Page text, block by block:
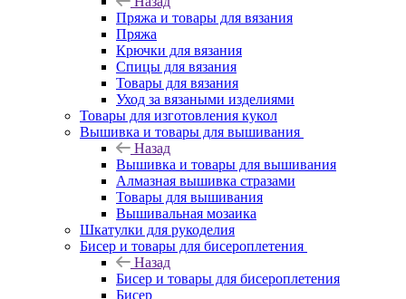
Пряжа и товары для вязания
Пряжа
Крючки для вязания
Спицы для вязания
Товары для вязания
Уход за вязаными изделиями
Товары для изготовления кукол
Вышивка и товары для вышивания
Назад
Вышивка и товары для вышивания
Алмазная вышивка стразами
Товары для вышивания
Вышивальная мозаика
Шкатулки для рукоделия
Бисер и товары для бисероплетения
Назад
Бисер и товары для бисероплетения
Бисер